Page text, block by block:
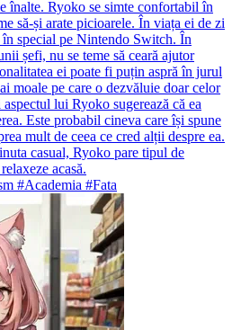
înalte. Ryoko se simte confortabil în
să-și arate picioarele. În viața ei de zi
special pe Nintendo Switch. În
șefi, nu se teme să ceară ajutor
ei poate fi puțin aspră în jurul
moale pe care o dezvăluie doar celor
lui Ryoko sugerează că ea
Este probabil cineva care își spune
mult de ceea ce cred alții despre ea.
casual, Ryoko pare tipul de
acasă.
#Academia #Fata